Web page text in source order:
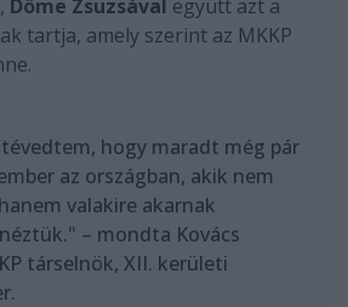
Döme Zsuzsával együtt azt a
tartja, amely szerint az MKKP
tévedtem, hogy maradt még pár
az országban, akik nem
valakire akarnak
– mondta Kovács
társelnök, XII. kerületi